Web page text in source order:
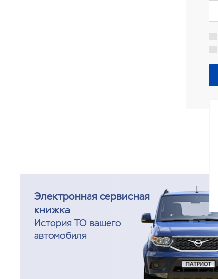
Электронная сервисная
книжка
История ТО вашего
автомобиля